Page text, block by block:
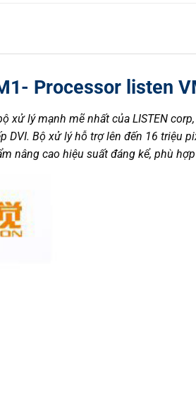
Processor listen
xử lý mạnh mẽ nhất của LISTEN
DVI. Bộ xử lý hỗ trợ lên đến 16 triệu
nâng cao hiệu suất đáng kể, phù